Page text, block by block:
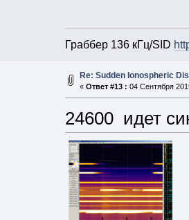
Граббер 136 кГц/SID
Re: Sudden Ionospheric
« Ответ #13 : 04 Сентября
24600 идет